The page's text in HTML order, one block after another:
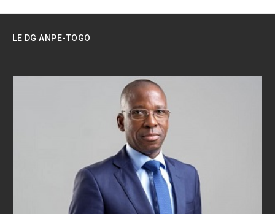
LE DG ANPE-TOGO